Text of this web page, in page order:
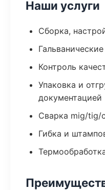
Наши услуги
Сборка,
Контроль
Упаковка и
документацией
Сварка mig/tig/
Гибка и